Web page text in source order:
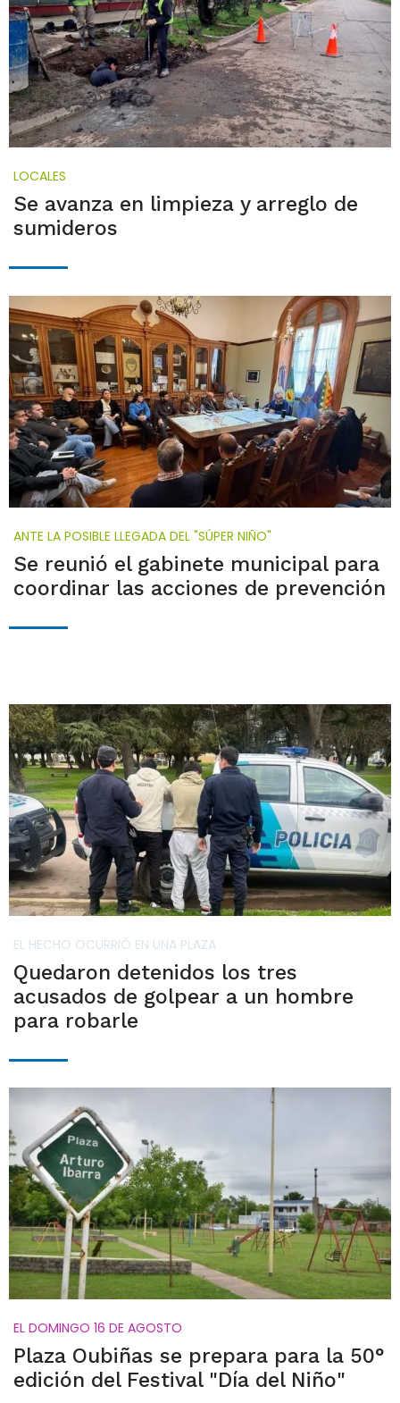
LOCALES
Se avanza en limpieza y arreglo de
sumideros
ANTE LA POSIBLE LLEGADA DEL "SÚPER NIÑO"
Se reunió el gabinete municipal para
coordinar las acciones de prevención
EL HECHO OCURRIÓ EN UNA PLAZA
Quedaron detenidos los tres
acusados de golpear a un hombre
para robarle
EL DOMINGO 16 DE AGOSTO
Plaza Oubiñas se prepara para la 50°
edición del Festival "Día del Niño"